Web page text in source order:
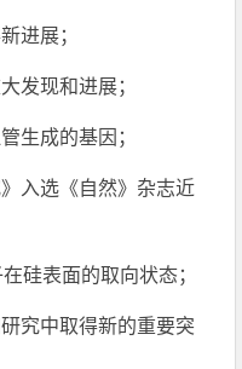
进展；
发现和进展；
生成的基因；
入选《自然》杂志近
硅表面的取向状态；
究中取得新的重要突